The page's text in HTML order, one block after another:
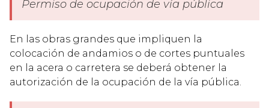
Permiso de ocupación de vía pública
En las obras grandes que impliquen la
colocación de andamios o de cortes puntuales
en la acera o carretera se deberá obtener la
autorización de la ocupación de la vía pública.